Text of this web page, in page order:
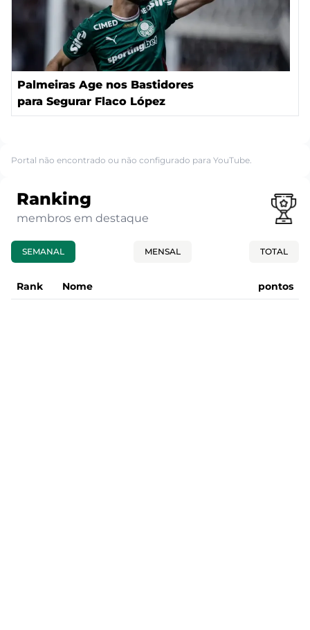
Palmeiras Age nos Bastidores
para Segurar Flaco López
Portal não encontrado ou não configurado para YouTube.
Ranking
membros em destaque
SEMANAL MENSAL TOTAL
Rank Nome pontos